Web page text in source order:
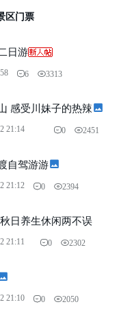
区门票
日游
6 3313
感受川妹子的热辣
21:14 0 2451
自驾游游
21:12 0 2394
日养生休闲两不误
21:11 0 2302
21:10 0 2050